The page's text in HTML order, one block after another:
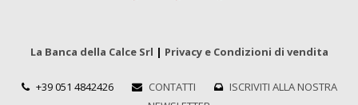
La Banca della Calce Srl | Privacy e Condizioni di vendita
+39 051 4842426 CONTATTI
ISCRIVITI ALLA NOSTRA